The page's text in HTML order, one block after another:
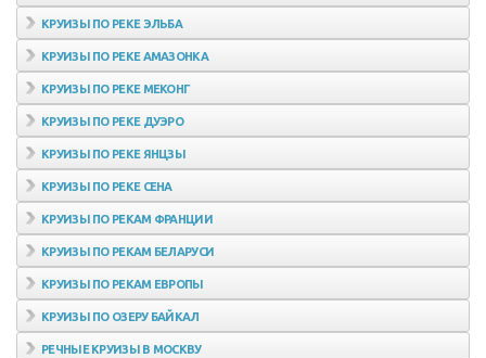
КРУИЗЫ ПО РЕКЕ ЭЛЬБА
КРУИЗЫ ПО РЕКЕ АМАЗОНКА
КРУИЗЫ ПО РЕКЕ МЕКОНГ
КРУИЗЫ ПО РЕКЕ ДУЭРО
КРУИЗЫ ПО РЕКЕ ЯНЦЗЫ
КРУИЗЫ ПО РЕКЕ СЕНА
КРУИЗЫ ПО РЕКАМ ФРАНЦИИ
КРУИЗЫ ПО РЕКАМ БЕЛАРУСИ
КРУИЗЫ ПО РЕКАМ ЕВРОПЫ
КРУИЗЫ ПО ОЗЕРУ БАЙКАЛ
РЕЧНЫЕ КРУИЗЫ В МОСКВУ